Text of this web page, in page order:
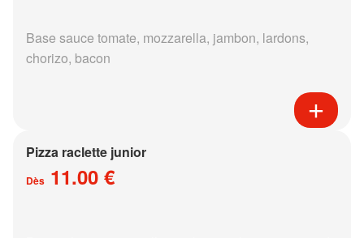
Base sauce tomate, mozzarella, jambon, lardons,
chorizo, bacon
Pizza raclette junior
Dès 11.00 €